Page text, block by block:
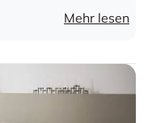
Mehr lesen